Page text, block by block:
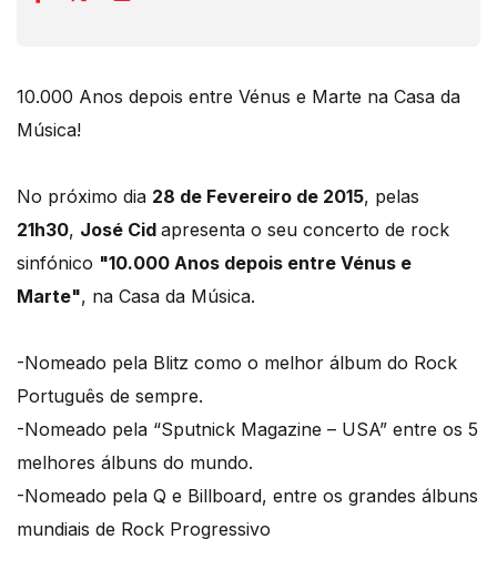
10.000 Anos depois entre Vénus e Marte na Casa da
Música!
No próximo dia 28 de Fevereiro de 2015, pelas
21h30, José Cid apresenta o seu concerto de rock
sinfónico "10.000 Anos depois entre Vénus e
Marte", na Casa da Música.
-Nomeado pela Blitz como o melhor álbum do Rock
Português de sempre.
-Nomeado pela “Sputnick Magazine – USA” entre os 5
melhores álbuns do mundo.
-Nomeado pela Q e Billboard, entre os grandes álbuns
mundiais de Rock Progressivo